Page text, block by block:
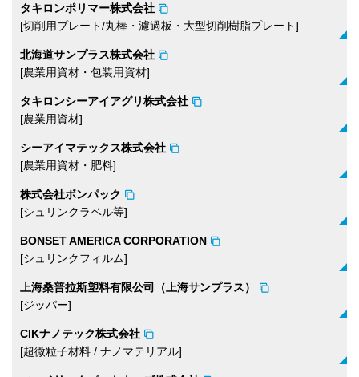
タキロンポリマー株式会社
[切削用プレート/丸棒​・濾過板・大型切削樹脂プレート]
北海道サンプラス株式会社
[農業用資材​・包装用資材]
タキロンシーアイアグリ株式会社
[農業用資材]
シーアイマテックス株式会社
[農業用資材​・肥料]
株式会社ボンパック
[シュリンクラベル等]
BONSET AMERICA CORPORATION
[シュリンクフィルム]
上海桑普拉斯塑料有限公司（上海サンプラス）
[ジッパー]
CIKナノテック株式会社
[超微粒子材料 / ナノマテリアル]